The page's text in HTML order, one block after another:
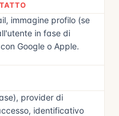
immagine profilo (se
in fase di
Google o Apple.
provider di
identificativo